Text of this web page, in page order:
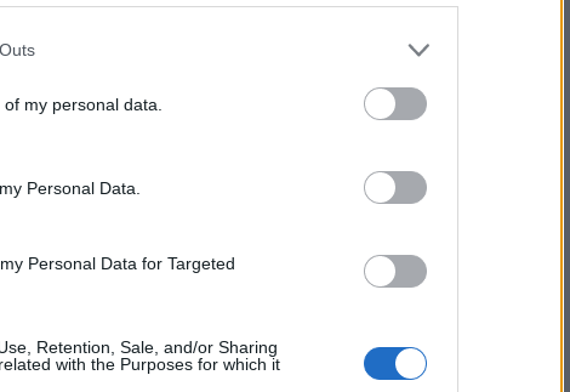
my personal data.
Personal Data.
Personal Data for Targeted
Retention, Sale, and/or Sharing
with the Purposes for which it